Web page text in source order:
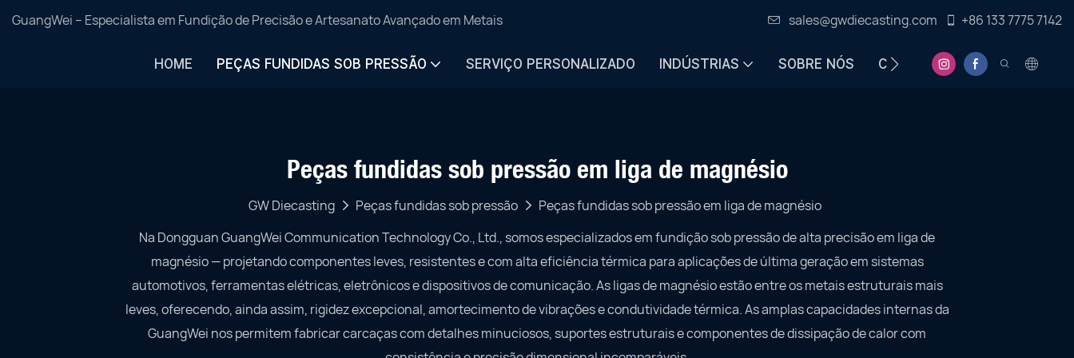
GuangWei – Especialista em Fundição de Precisão e Artesanato Avançado em Metais sales@gwdiecasting.com +86 133 7775 7142
HOME PEÇAS FUNDIDAS SOB PRESSÃO SERVIÇO PERSONALIZADO INDÚSTRIAS SOBRE NÓS CENTRO DE INFORMAÇÕES
Peças fundidas sob pressão em liga de magnésio
GW Diecasting Peças fundidas sob pressão
Peças fundidas sob pressão em liga de magnésio
Na Dongguan GuangWei Communication Technology Co., Ltd., somos especializados em fundição sob pressão de alta precisão em liga de
magnésio — projetando componentes leves, resistentes e com alta eficiência térmica para aplicações de última geração em sistemas
automotivos, ferramentas elétricas, eletrônicos e dispositivos de comunicação. As ligas de magnésio estão entre os metais estruturais mais
leves, oferecendo, ainda assim, rigidez excepcional, amortecimento de vibrações e condutividade térmica. As amplas capacidades internas da
GuangWei nos permitem fabricar carcaças com detalhes minuciosos, suportes estruturais e componentes de dissipação de calor com